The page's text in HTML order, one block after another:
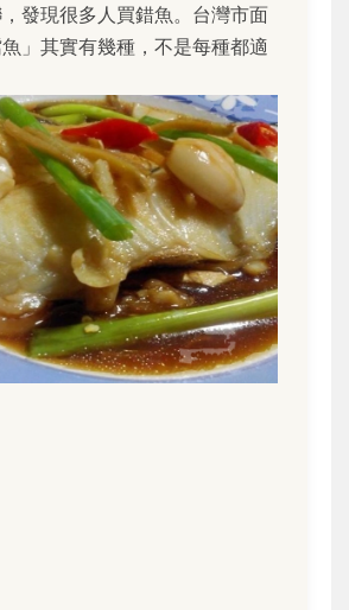
發現很多人買錯魚。台灣市面
魚」其實有幾種，不是每種都適